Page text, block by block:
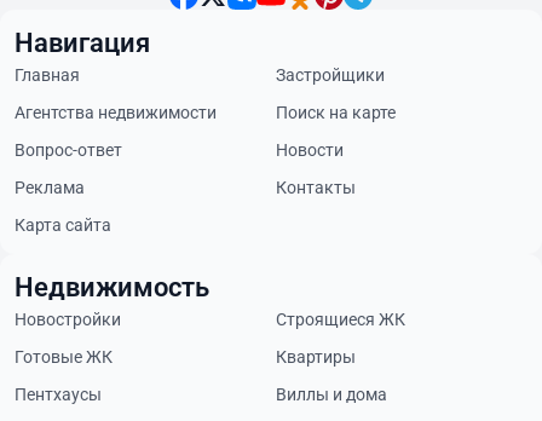
Навигация
Главная
Застройщики
Агентства недвижимости
Поиск на карте
Вопрос-ответ
Новости
Реклама
Контакты
Карта сайта
Недвижимость
Новостройки
Строящиеся ЖК
Готовые ЖК
Квартиры
Пентхаусы
Виллы и дома